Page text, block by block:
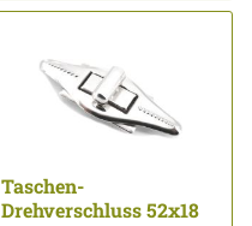
Taschen-
Drehverschluss 52x18